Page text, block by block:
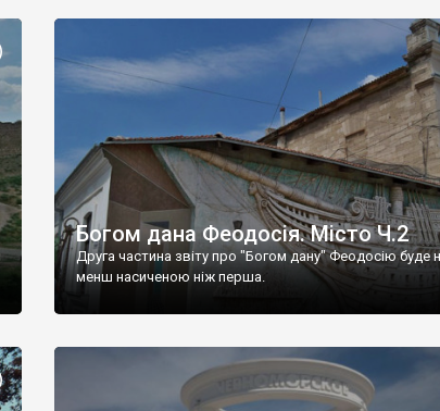
Богом дана Феодосія. Місто Ч.2
Друга частина звіту про "Богом дану" Феодосію буде
менш насиченою ніж перша.